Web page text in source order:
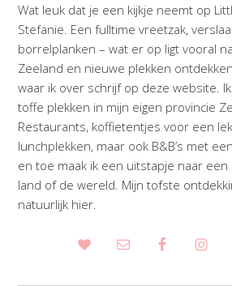
Wat leuk dat je een kijkje neemt op
Stefanie. Een fulltime vreetzak,
borrelplanken – wat er op ligt vooral
Zeeland en nieuwe plekken
waar ik over schrijf op deze website.
toffe plekken in mijn eigen provincie
Restaurants, koffietentjes voor een
lunchplekken, maar ook B&B’s met
en toe maak ik een uitstapje naar
land of de wereld. Mijn tofste
natuurlijk hier.